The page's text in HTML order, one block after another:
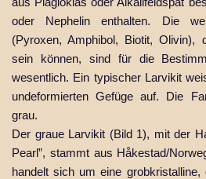
oder Nephelin enthalten. Die
(Pyroxen, Amphibol, Biotit, Olivin),
sein können, sind für die
wesentlich. Ein typischer Larvikit
undeformierten Gefüge auf. Die
grau.
Der graue Larvikit (Bild 1), mit der
Pearl”, stammt aus Håkestad/
handelt sich um eine grobkristalline,